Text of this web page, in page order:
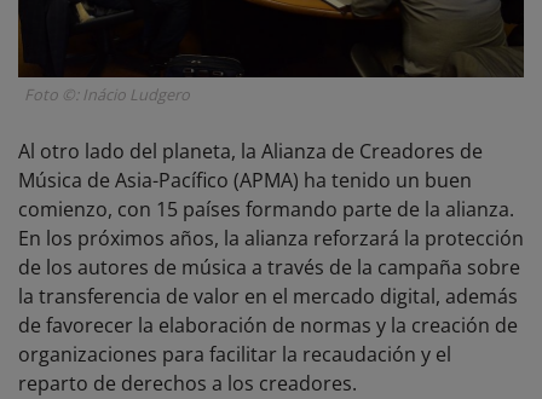
Foto ©: Inácio Ludgero
Al otro lado del planeta, la Alianza de Creadores de
Música de Asia-Pacífico (APMA) ha tenido un buen
comienzo, con 15 países formando parte de la alianza.
En los próximos años, la alianza reforzará la protección
de los autores de música a través de la campaña sobre
la transferencia de valor en el mercado digital, además
de favorecer la elaboración de normas y la creación de
organizaciones para facilitar la recaudación y el
reparto de derechos a los creadores.